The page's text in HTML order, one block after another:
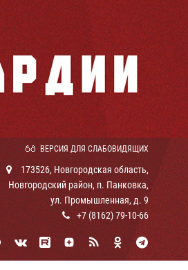
ВЕРСИЯ ДЛЯ СЛАБОВИДЯЩИХ
173526, Новгородская область,
Новгородский район, п. Панковка,
ул. Промышленная, д. 9
+7 (8162) 79-10-66